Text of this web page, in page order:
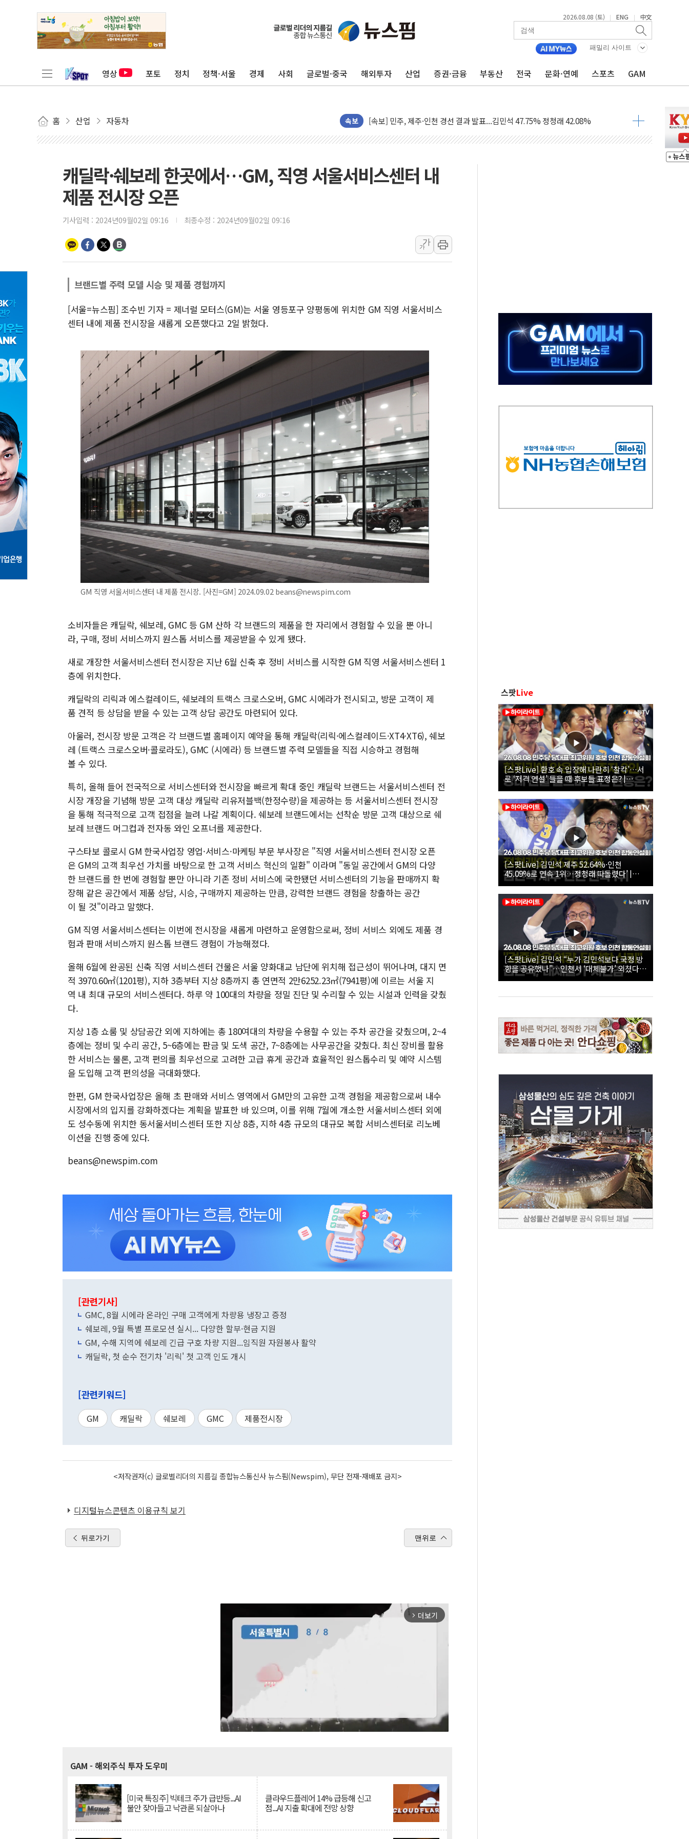
2026.08.08 (토) | ENG | 中文
패밀리 사이트
영상 포토 정치 정책·서울 경제 사회 글로벌·중국 해외투자 산업 증권·금융 부동산 전국 문화·연예 스포츠 GAM
홈 산업 자동차 속보
울진·영덕 '호우특보'-포항 '산사태 주의보'...경북도, 호우 피해·통제구간 없어
[종합] 김민석, 정청래에 '0.86%p' 차 재역전 성공...金 45.42% vs 鄭 44.56%
김민석, 2주차 제주·인천 경선서 정청래에 승리...47.75% vs 42.08%
인사하는 김민석 당대표 후보
[속보] 민주, 인천 경선 결과 발표...김민석 45.09% 정청래 43.27% 송영길 11.63%
[속보] 민주, 제주 경선 결과 발표...김민석 52.64% 정청래 39.89% 송영길 7.47%
美, 이란전 출구전략 만지작…공습 한계·탄약 부족 현실화
강릉·동해·삼척 시간당 최대 50㎜ 폭우…강원 동해안 강한 비 이어져
여수 오동도 인근 해상서 모터보트 전복…1명 사망·1명 실종
추미애, '위안부' 피해자 기림의 날 참석..."국제적 시민 연대로 목소리 내야"
'화합' 꺼낸 김민석에 '뻔뻔' 받아친 정청래…제주 연설서 신경전 고조
李대통령, ISA 개편 재검토 지시…與 "적극 환영"·野 "졸속 국정"
캐딜락·쉐보레 한곳에서…GM, 직영 서울서비스센터 내
제품 전시장 오픈
기사입력 : 2024년09월02일 09:16 최종수정 : 2024년09월02일 09:16
가
가
브랜드별 주력 모델 시승 및 제품 경험까지
[서울=뉴스핌] 조수빈 기자 = 제너럴 모터스(GM)는 서울 영등포구 양평동에 위치한 GM 직영 서울서비스
센터 내에 제품 전시장을 새롭게 오픈했다고 2일 밝혔다.
GM 직영 서울서비스센터 내 제품 전시장. [사진=GM] 2024.09.02 beans@newspim.com
소비자들은 캐딜락, 쉐보레, GMC 등 GM 산하 각 브랜드의 제품을 한 자리에서 경험할 수 있을 뿐 아니
라, 구매, 정비 서비스까지 원스톱 서비스를 제공받을 수 있게 됐다.
새로 개장한 서울서비스센터 전시장은 지난 6월 신축 후 정비 서비스를 시작한 GM 직영 서울서비스센터 1
층에 위치한다.
캐딜락의 리릭과 에스컬레이드, 쉐보레의 트랙스 크로스오버, GMC 시에라가 전시되고, 방문 고객이 제
품 견적 등 상담을 받을 수 있는 고객 상담 공간도 마련되어 있다.
아울러, 전시장 방문 고객은 각 브랜드별 홈페이지 예약을 통해 캐딜락(리릭·에스컬레이드·XT4·XT6), 쉐보
레 (트랙스 크로스오버·콜로라도), GMC (시에라) 등 브랜드별 주력 모델들을 직접 시승하고 경험해
볼 수 있다.
특히, 올해 들어 전국적으로 서비스센터와 전시장을 빠르게 확대 중인 캐딜락 브랜드는 서울서비스센터 전
시장 개장을 기념해 방문 고객 대상 캐딜락 리유저블백(한정수량)을 제공하는 등 서울서비스센터 전시장
을 통해 적극적으로 고객 접점을 늘려 나갈 계획이다. 쉐보레 브랜드에서는 선착순 방문 고객 대상으로 쉐
보레 브랜드 머그컵과 전자동 와인 오프너를 제공한다.
구스타보 콜로시 GM 한국사업장 영업·서비스·마케팅 부문 부사장은 "직영 서울서비스센터 전시장 오픈
은 GM의 고객 최우선 가치를 바탕으로 한 고객 서비스 혁신의 일환" 이라며 "동일 공간에서 GM의 다양
한 브랜드를 한 번에 경험할 뿐만 아니라 기존 정비 서비스에 국한됐던 서비스센터의 기능을 판매까지 확
장해 같은 공간에서 제품 상담, 시승, 구매까지 제공하는 만큼, 강력한 브랜드 경험을 창출하는 공간
이 될 것"이라고 말했다.
GM 직영 서울서비스센터는 이번에 전시장을 새롭게 마련하고 운영함으로써, 정비 서비스 외에도 제품 경
험과 판매 서비스까지 원스톱 브랜드 경험이 가능해졌다.
올해 6월에 완공된 신축 직영 서비스센터 건물은 서울 양화대교 남단에 위치해 접근성이 뛰어나며, 대지 면
적 3970.60㎡(1201평), 지하 3층부터 지상 8층까지 총 연면적 2만6252.23㎡(7941평)에 이르는 서울 지
역 내 최대 규모의 서비스센터다. 하루 약 100대의 차량을 정밀 진단 및 수리할 수 있는 시설과 인력을 갖췄
다.
지상 1층 쇼룸 및 상담공간 외에 지하에는 총 180여대의 차량을 수용할 수 있는 주차 공간을 갖췄으며, 2~4
층에는 정비 및 수리 공간, 5~6층에는 판금 및 도색 공간, 7~8층에는 사무공간을 갖췄다. 최신 장비를 활용
한 서비스는 물론, 고객 편의를 최우선으로 고려한 고급 휴게 공간과 효율적인 원스톱수리 및 예약 시스템
을 도입해 고객 편의성을 극대화했다.
한편, GM 한국사업장은 올해 초 판매와 서비스 영역에서 GM만의 고유한 고객 경험을 제공함으로써 내수
시장에서의 입지를 강화하겠다는 계획을 발표한 바 있으며, 이를 위해 7월에 개소한 서울서비스센터 외에
도 성수동에 위치한 동서울서비스센터 또한 지상 8층, 지하 4층 규모의 대규모 복합 서비스센터로 리노베
이션을 진행 중에 있다.
beans@newspim.com
[관련기사]
GMC, 8월 시에라 온라인 구매 고객에게 차량용 냉장고 증정
쉐보레, 9월 특별 프로모션 실시... 다양한 할부·현금 지원
GM, 수해 지역에 쉐보레 긴급 구호 차량 지원...임직원 자원봉사 활약
캐딜락, 첫 순수 전기차 '리릭' 첫 고객 인도 개시
[관련키워드]
GM 캐딜락 쉐보레 GMC 제품전시장
<저작권자(c) 글로벌리더의 지름길 종합뉴스통신사 뉴스핌(Newspim), 무단 전재-재배포 금지>
디지털뉴스콘텐츠 이용규칙 보기
뒤로가기 맨위로
arrow_forward_ios 더보기
GAM - 해외주식 투자 도우미
[미국 특징주] 빅테크 주가 급반등...AI
불안 잦아들고 낙관론 되살아나
클라우드플레어 14% 급등해 신고
점...AI 지출 확대에 전망 상향
스팟Live
[스팟Live] 환호 속 입장해 나란히 ‘찰칵’…서
로 ‘저격 연설’ 들을 때 후보들 표정은? |
26.08.08 더불어민주당 당대표·최고위원 후
보 인천 합동연설회
[스팟Live] 김민석 제주 52.64%·인천
45.09%로 연속 1위…정청래 따돌렸다’ |
26.08.08 더불어민주당 당대표·최고위원 후
보 인천 합동연설회
[스팟Live] 김민석 “누가 김민석보다 국정 방
향을 공유했나”…인천서 ‘대체불가’ 외쳤다 |
26.08.08 더불어민주당 당대표·최고위원 후